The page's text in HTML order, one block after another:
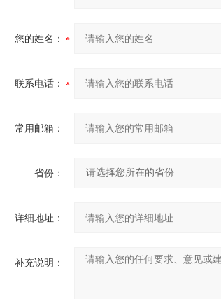
您的姓名：
联系电话：
常用邮箱：
省份：
详细地址：
补充说明：